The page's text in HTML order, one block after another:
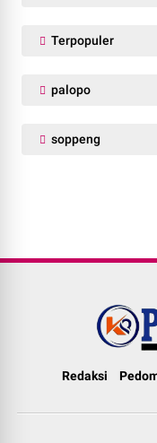
Terpopuler
palopo
soppeng
Redaksi